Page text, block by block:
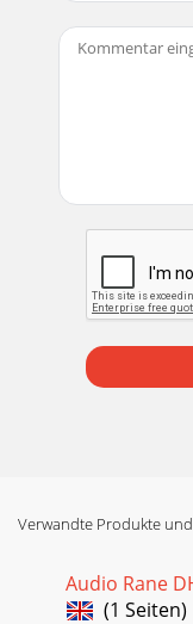
Verwandte Produkte
Audio Rane
(1 Seiten)